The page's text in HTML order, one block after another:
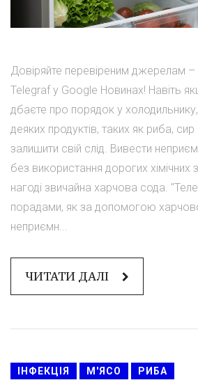
Довіряйте перевіреним джерелам –
Telegraf у Google Новинах! Навіть
дбаєте про порядок у холодильнику,
деяких продуктів, таких як риба,
залишити свій слід. Вивести
без використання дорогих
нагоді звичайна харчова сода.
порадами, як за допомогою
неприємн...
ЧИТАТИ ДАЛІ
ІНФЕКЦІЯ М'ЯСО РИБА